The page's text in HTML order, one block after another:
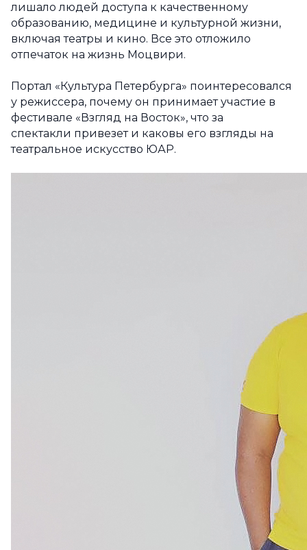
лишало людей доступа к качественному
образованию, медицине и культурной жизни,
включая театры и кино. Все это отложило
отпечаток на жизнь Моцвири.
Портал «Культура Петербурга» поинтересовался
у режиссера, почему он принимает участие в
фестивале «Взгляд на Восток», что за
спектакли привезет и каковы его взгляды на
театральное искусство ЮАР.